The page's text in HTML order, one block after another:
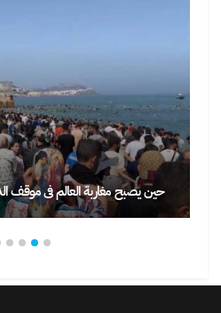
حين يصبح مغاربة العالم في موقف